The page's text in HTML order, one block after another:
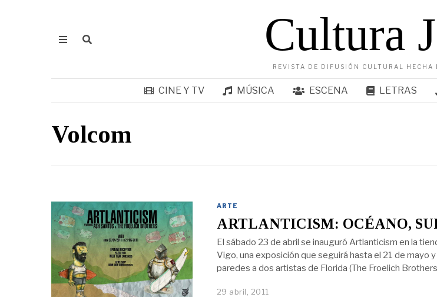
Cultura
REVISTA DE DIFUSIÓN CULTURAL HECHA
CINE Y TV MÚSICA ESCENA LETRAS
Volcom
ARTE
ARTLANTICISM: OCÉANO,
El sábado 23 de abril se inauguró Artlanticism en la
Vigo, una exposición que seguirá hasta el 21 de mayo
paredes a dos artistas de Florida (The Froelich
29 abril, 2011